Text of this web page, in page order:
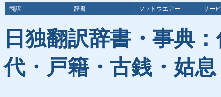
翻訳 辞書 ソフトウエアー サー
日独翻訳辞書・事典
代・戸籍・古銭・姑